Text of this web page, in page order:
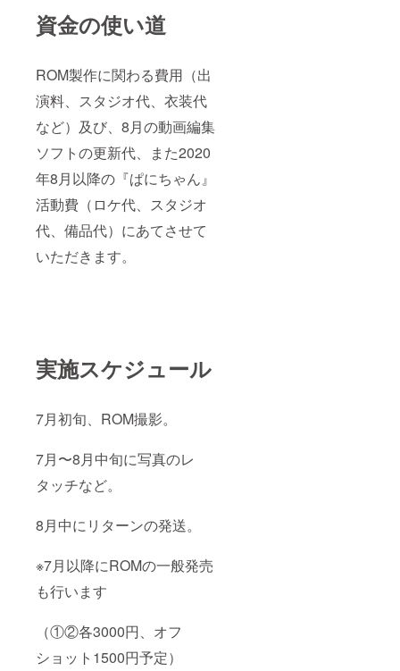
資金の使い道
ROM製作に関わる費用（出
演料、スタジオ代、衣装代
など）及び、8月の動画編集
ソフトの更新代、また2020
年8月以降の『ぱにちゃん』
活動費（ロケ代、スタジオ
代、備品代）にあてさせて
いただきます。
実施スケジュール
7月初旬、ROM撮影。
7月〜8月中旬に写真のレ
タッチなど。
8月中にリターンの発送。
※7月以降にROMの一般発売
も行います
（①②各3000円、オフ
ショット1500円予定）